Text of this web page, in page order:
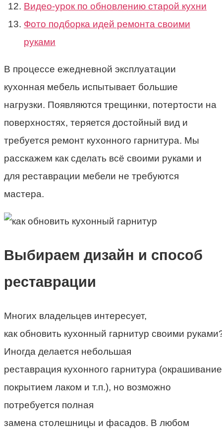
Видео-урок по обновлению старой кухни
Фото подборка идей ремонта своими
руками
В процессе ежедневной эксплуатации
кухонная мебель испытывает большие
нагрузки. Появляются трещинки, потертости на
поверхностях, теряется достойный вид и
требуется ремонт кухонного гарнитура. Мы
расскажем как сделать всё своими руками и
для реставрации мебели не требуются
мастера.
Выбираем дизайн и способ
реставрации
Многих владельцев интересует,
как обновить кухонный гарнитур своими
Иногда делается небольшая
реставрация кухонного гарнитура
покрытием лаком и т.п.), но возможно
потребуется полная
замена столешницы и фасадов. В любом